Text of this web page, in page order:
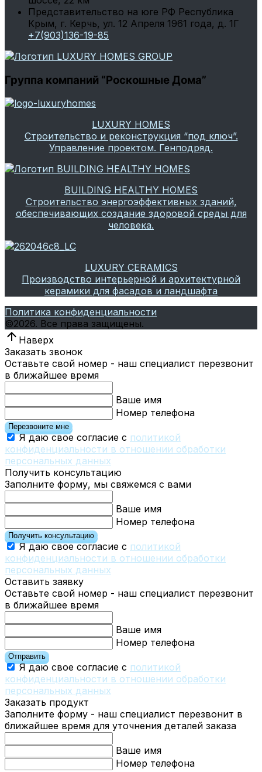
Представительство на юге РФ Республика
Крым, г. Керчь, ул. 12 Апреля 1961 года, д. 1Г
+7(903)136-19-85
Группа компаний “Роскошные Дома”
LUXURY HOMES
Строительство и реконструкция “под ключ”.
Управление проектом. Генподряд.
BUILDING HEALTHY HOMES
Строительство энергоэффективных зданий,
обеспечивающих создание здоровой среды для
человека.
LUXURY CERAMICS
Производство интерьерной и архитектурной
керамики для фасадов и ландшафта
Политика конфиденциальности
©2026. Все права защищены.
Наверх
Заказать звонок
Оставьте свой номер - наш специалист перезвонит
в ближайшее время
Ваше имя
Номер телефона
Перезвоните мне
Я даю свое согласие с политикой
конфиденциальности в отношении обработки
персональных данных
Получить консультацию
Заполните форму, мы свяжемся с вами
Ваше имя
Номер телефона
Получить консультацию
Я даю свое согласие с политикой
конфиденциальности в отношении обработки
персональных данных
Оставить заявку
Оставьте свой номер - наш специалист перезвонит
в ближайшее время
Ваше имя
Номер телефона
Отправить
Я даю свое согласие с политикой
конфиденциальности в отношении обработки
персональных данных
Заказать продукт
Заполните форму - наш специалист перезвонит в
ближайшее время для уточнения деталей заказа
Ваше имя
Номер телефона